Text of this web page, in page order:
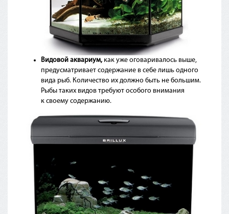
Видовой аквариум, как уже оговаривалось выше,
предусматривает содержание в себе лишь одного
вида рыб. Количество их должно быть не большим.
Рыбы таких видов требуют особого внимания
к своему содержанию.